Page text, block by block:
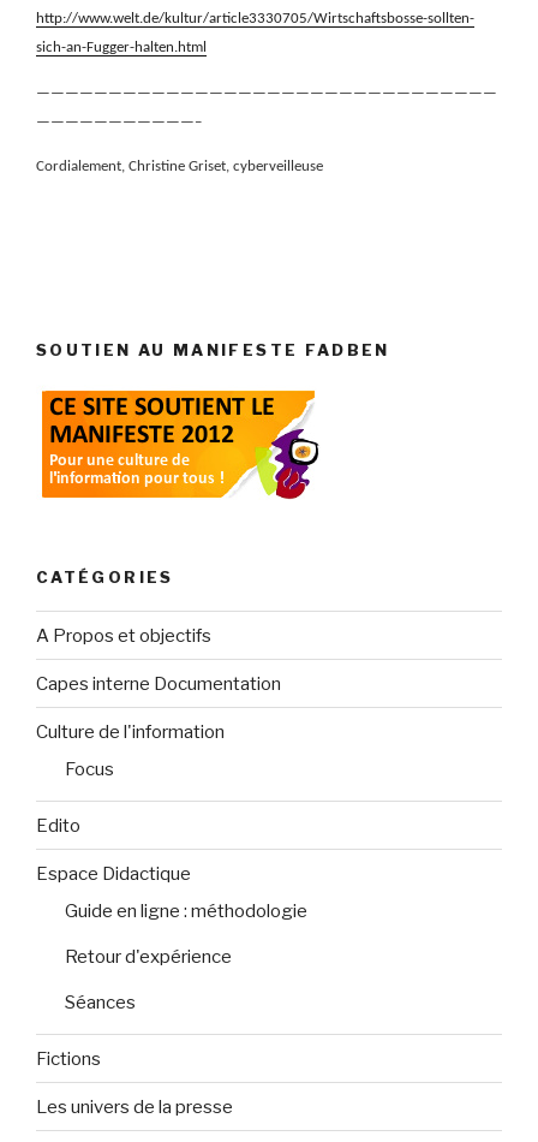
http://www.welt.de/kultur/article3330705/Wirtschaftsbosse-sollten-
sich-an-Fugger-halten.html
————————————————————————————————
———————————–
Cordialement, Christine Griset, cyberveilleuse
SOUTIEN AU MANIFESTE FADBEN
CATÉGORIES
A Propos et objectifs
Capes interne Documentation
Culture de l'information
Focus
Edito
Espace Didactique
Guide en ligne : méthodologie
Retour d'expérience
Séances
Fictions
Les univers de la presse